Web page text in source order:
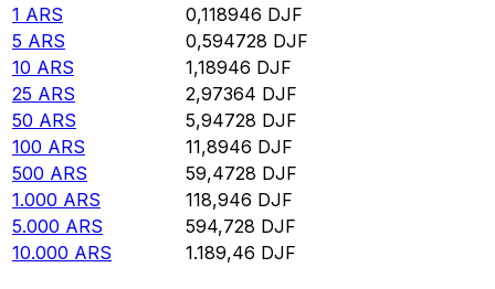
1 ARS 0,118946 DJF
5 ARS 0,594728 DJF
10 ARS 1,18946 DJF
25 ARS 2,97364 DJF
50 ARS 5,94728 DJF
100 ARS 11,8946 DJF
500 ARS 59,4728 DJF
1.000 ARS 118,946 DJF
5.000 ARS 594,728 DJF
10.000 ARS 1.189,46 DJF